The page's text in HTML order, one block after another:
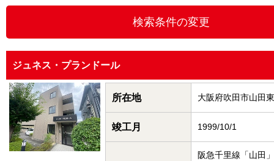
ジュネス・プランドール
所在地 大阪府吹田市山田東
竣工月 1999/10/1
阪急千里線「山田